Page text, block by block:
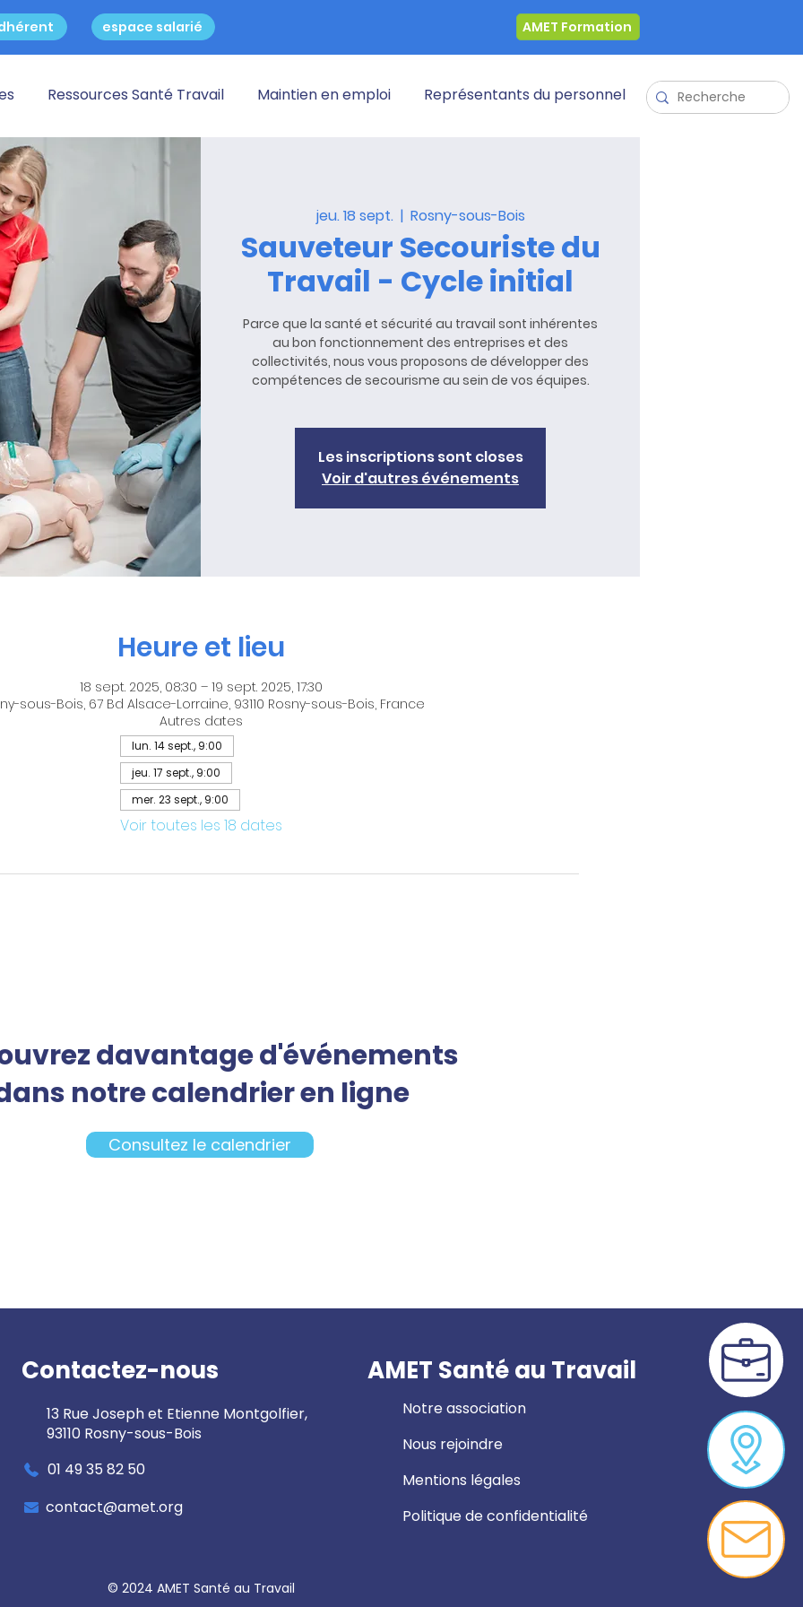
espace salarié AMET Formation
Ressources Santé Travail Maintien en emploi Représentants du personnel
jeu. 18 sept.
  |
Rosny-sous-Bois
Sauveteur Secouriste du
Travail - Cycle initial
Parce que la santé et sécurité au travail sont inhérentes
au bon fonctionnement des entreprises et des
collectivités, nous vous proposons de développer des
compétences de secourisme au sein de vos équipes.
Les inscriptions sont closes
Voir d'autres événements
Heure et lieu
18 sept. 2025, 08:30 – 19 sept. 2025, 17:30
sous-Bois, 67 Bd Alsace-Lorraine, 93110 Rosny-sous-Bois, France
Autres dates
lun. 14 sept., 9:00
jeu. 17 sept., 9:00
mer. 23 sept., 9:00
Voir toutes les 18 dates
davantage d'événements
notre calendrier en ligne
Consultez le calendrier
Contactez-nous
13 Rue Joseph et Etienne Montgolfier,
93110 Rosny-sous-Bois
01 49 35 82 50
contact@amet.org
AMET Santé au Travail
Notre association
Nous rejoindre
Mentions légales
Politique de confidentialité
© 2024 AMET Santé au Travail